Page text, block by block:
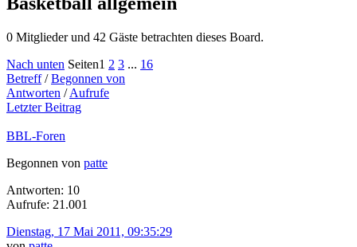
0 Mitglieder und 42 Gäste betrachten dieses Board.
Nach unten Seiten1 2 3 ... 16
Betreff/Begonnen von
Antworten /Aufrufe
Letzter Beitrag
BBL-Foren
Begonnen von patte
Antworten: 10
Aufrufe: 21.001
Dienstag, 17 Mai 2011, 09:35:29